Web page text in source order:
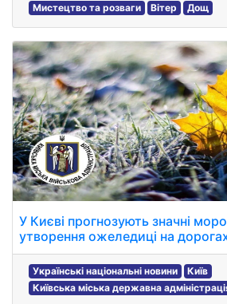
Мистецтво та розваги Вітер Дощ
У Києві прогнозують значні
утворення ожеледиці на
Українські національні новини
Київ
Київська міська державна